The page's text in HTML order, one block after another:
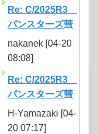
Re: C/2025R3
パンスターズ彗
nakanek [04-20
08:08]
Re: C/2025R3
パンスターズ彗
H-Yamazaki [04-
20 07:17]